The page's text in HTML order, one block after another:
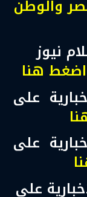
والوطن
نيوز
اضغط هنا
على
على
على